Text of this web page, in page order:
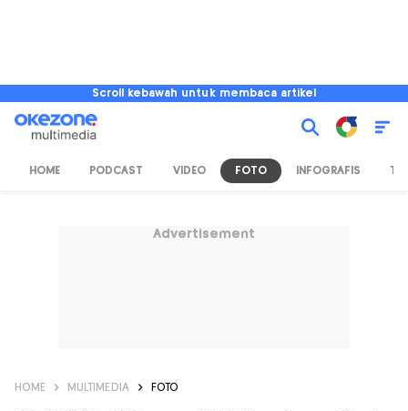
Scroll kebawah untuk membaca artikel
HOME PODCAST VIDEO FOTO INFOGRAFIS TV
Advertisement
HOME MULTIMEDIA FOTO